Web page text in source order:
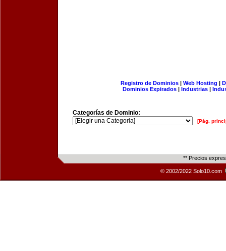
Registro de Dominios| Web Hosting |
Dominios Expirados | Industrias |
Categorías de Dominio:
[Pág.
** Precios
© 2002/2022 Solo10.com